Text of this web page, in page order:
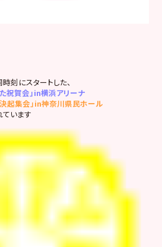
刻にスタートした、
祝賀会」in横浜アリーナ
起集会」in神奈川県民ホール
ています